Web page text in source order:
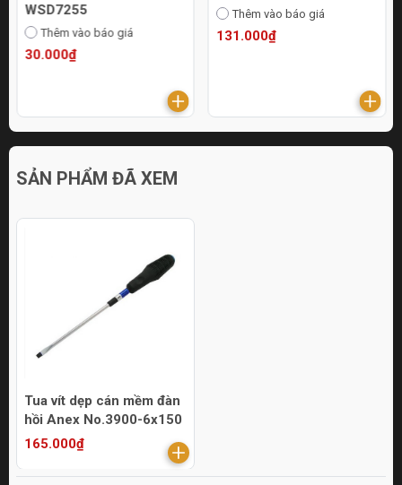
WSD7255
Thêm vào báo giá
30.000₫
Thêm vào báo giá
131.000₫
SẢN PHẨM ĐÃ XEM
Tua vít dẹp cán mềm đàn
hồi Anex No.3900-6x150
165.000₫